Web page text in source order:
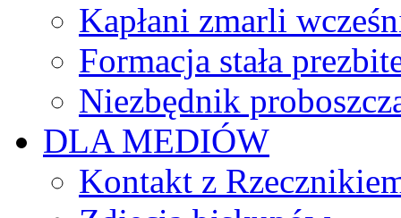
Kapłani zmarli
Formacja stała
Niezbędnik
DLA MEDIÓW
Kontakt z